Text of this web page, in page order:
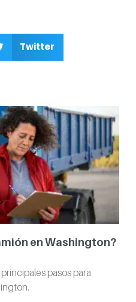
Twitter
en Washington?
pasos para